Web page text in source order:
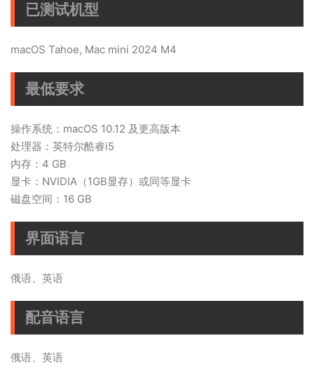
已测试机型
macOS Tahoe, Mac mini 2024 M4
最低要求
操作系统：macOS 10.12 及更高版本
处理器：英特尔酷睿i5
内存：4 GB
显卡：NVIDIA（1GB显存）或同等显卡
磁盘空间：16 GB
界面语言
俄语、英语
配音语言
俄语、英语